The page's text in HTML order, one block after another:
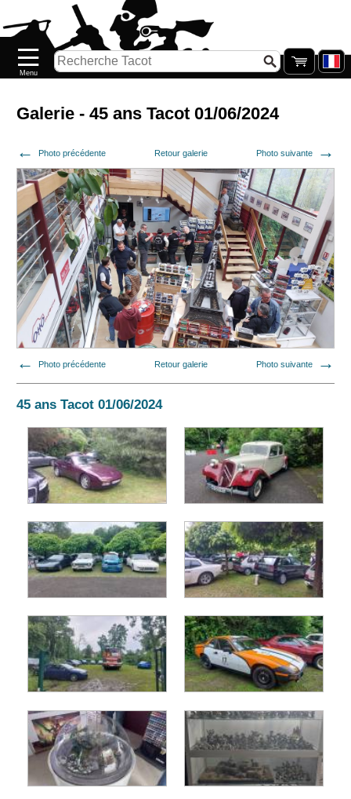
Galerie - 45 ans Tacot 01/06/2024
Photo précédente Retour galerie Photo suivante
Photo précédente Retour galerie Photo suivante
45 ans Tacot 01/06/2024
Nouveautés
Catalogue/Stock
PETITS
PRIX
Réassort
Seconde
main
Galerie